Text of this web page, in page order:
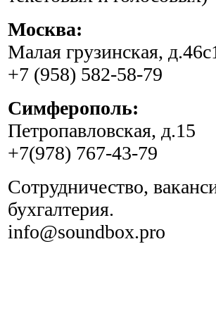
Москва:
Малая грузинская,
+7 (958) 582-58-79
Симферополь:
Петропавловская, д.15
+7(978) 767-43-79
Сотрудничество,
бухгалтерия.
info@soundbox.pro